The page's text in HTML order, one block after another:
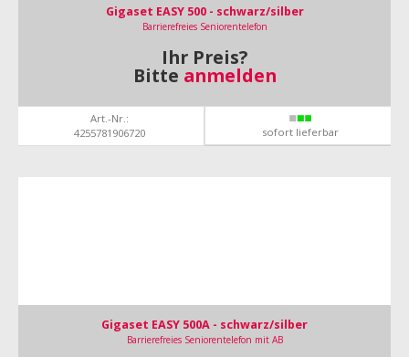
Gigaset EASY 500 - schwarz/silber
Barrierefreies Seniorentelefon
Ihr Preis?
Bitte anmelden
Art.-Nr.:
4255781906720
sofort lieferbar
Gigaset EASY 500A - schwarz/silber
Barrierefreies Seniorentelefon mit AB